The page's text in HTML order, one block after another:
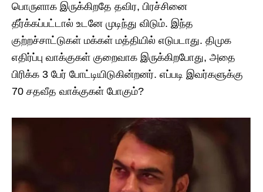
பொருளாக இருக்கிறதே தவிர, பிரச்சினை
தீர்க்கப்பட்டால் உடனே முடிந்து விடும். இந்த
குற்றச்சாட்டுகள் மக்கள் மத்தியில் எடுபடாது. திமுக
எதிர்ப்பு வாக்குகள் குறைவாக இருக்கிறபோது, அதை
பிரிக்க 3 பேர் போட்டியிடுகின்றனர். எப்படி இவர்களுக்கு
70 சதவீத வாக்குகள் போகும்?